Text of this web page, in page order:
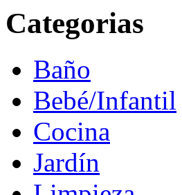
Categorias
Baño
Bebé/Infantil
Cocina
Jardín